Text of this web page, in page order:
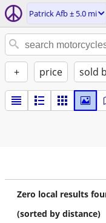
Patrick Afb ± 5.0 mi
+ price sold
Zero local results
(sorted by distance)